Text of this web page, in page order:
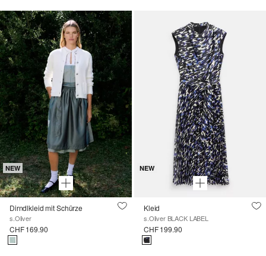
NEW
Dirndlkleid mit Schürze
s.Oliver
CHF 169.90
NEW
Kleid
s.Oliver BLACK LABEL
CHF 199.90